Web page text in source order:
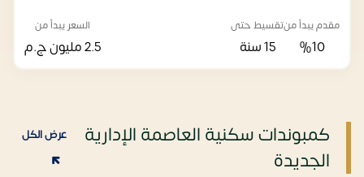
مقدم يبدأ من
%10
تقسيط حتى
15 سنة
السعر يبدأ من
2.5 مليون ج.م
كمبوندات سكنية العاصمة الإدارية
الجديدة
عرض الكل